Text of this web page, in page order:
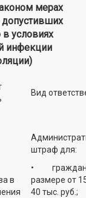
мерах
допустивших
условиях
инфекции
Вид
в
штраф для:
• граждан
размере от
40 тыс. руб.;